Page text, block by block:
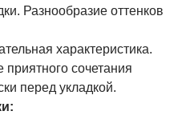
Разнообразие оттенков
характеристика.
сочетания
перед укладкой.